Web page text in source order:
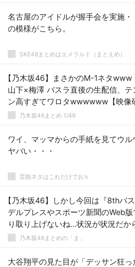
名古屋のアイドルが握手会を実施・
の模様がこちら。
SKE48まとめはエメラルド（まとえめ）
【乃木坂46】まさかのM-1ネタwww
山下×梅澤 バスラ直後の生配信、テ
ン高すぎてワロタwwwwww【映像
を出すな！】
乃木坂46まとめ 1/46
ワイ、マッマからの手紙を見てウル
ヤバい・・・
芸能ネタはこれだけでおｋ
【乃木坂46】しかし今回は『8thバ
デルプレスやスポーツ新聞のWeb版
り取り上げないね…状況が状況だか
乃木坂46まとめの「ま」
大谷翔平の見た目が「デッサン狂